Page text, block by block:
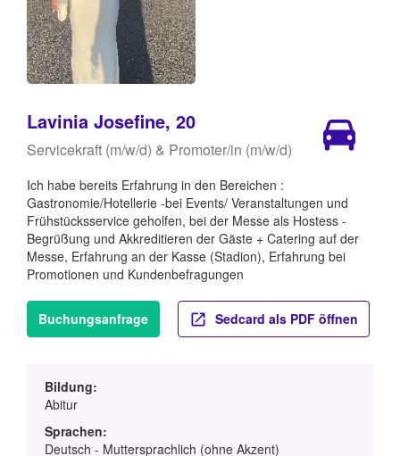
Lavinia Josefine, 20
Servicekraft (m/w/d) & Promoter/in (m/w/d)
Ich habe bereits Erfahrung in den Bereichen :
Gastronomie/Hotellerie -bei Events/ Veranstaltungen und
Frühstücksservice geholfen, bei der Messe als Hostess -
Begrüßung und Akkreditieren der Gäste + Catering auf der
Messe, Erfahrung an der Kasse (Stadion), Erfahrung bei
Promotionen und Kundenbefragungen
Buchungsanfrage Sedcard als PDF öffnen
Bildung:
Abitur
Sprachen:
Deutsch - Muttersprachlich (ohne Akzent)